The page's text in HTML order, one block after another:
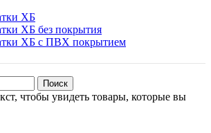
ХБ
ХБ без покрытия
ХБ с ПВХ покрытием
Поиск
чтобы увидеть товары, которые вы